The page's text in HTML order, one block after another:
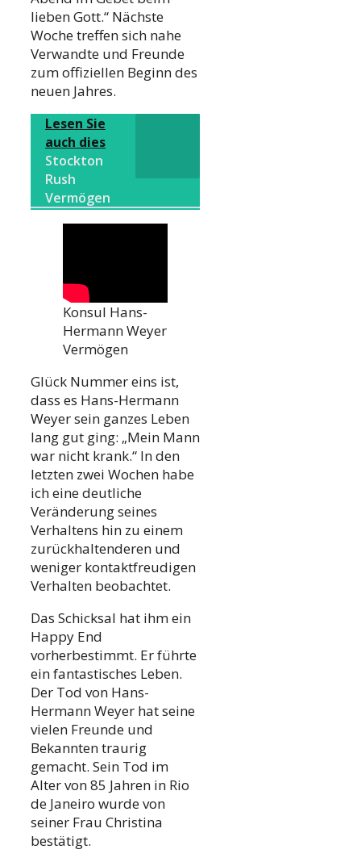
lieben Gott.“ Nächste
Woche treffen sich nahe
Verwandte und Freunde
zum offiziellen Beginn des
neuen Jahres.
Lesen Sie
auch dies
Stockton
Rush
Vermögen
Konsul Hans-
Hermann Weyer
Vermögen
Glück Nummer eins ist,
dass es Hans-Hermann
Weyer sein ganzes Leben
lang gut ging: „Mein Mann
war nicht krank.“ In den
letzten zwei Wochen habe
ich eine deutliche
Veränderung seines
Verhaltens hin zu einem
zurückhaltenderen und
weniger kontaktfreudigen
Verhalten beobachtet.
Das Schicksal hat ihm ein
Happy End
vorherbestimmt. Er führte
ein fantastisches Leben.
Der Tod von Hans-
Hermann Weyer hat seine
vielen Freunde und
Bekannten traurig
gemacht. Sein Tod im
Alter von 85 Jahren in Rio
de Janeiro wurde von
seiner Frau Christina
bestätigt.